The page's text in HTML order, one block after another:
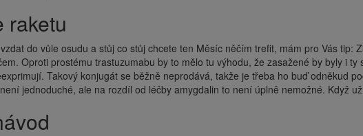
raketu
do vůle osudu a stůj co stůj chcete ten Měsíc něčím trefit, mám pro Vás tip:
Oproti prostému trastuzumabu by to mělo tu výhodu, že zasažené by byly i ty
Takový konjugát se běžně neprodává, takže je třeba ho buď odněkud
jednoduché, ale na rozdíl od léčby amygdalin to není úplně nemožné. Když